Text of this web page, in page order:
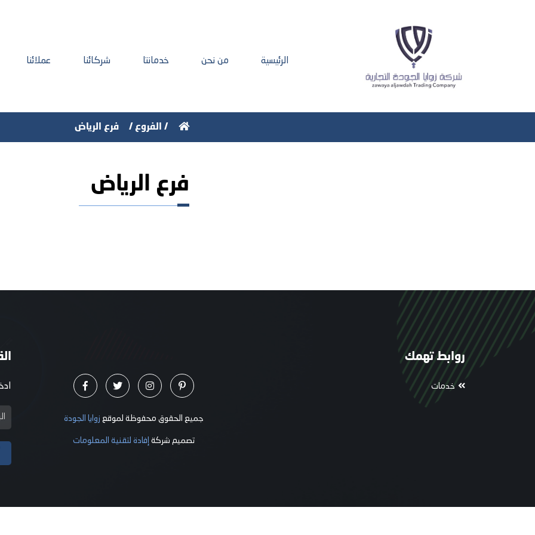
الرئيسية من نحن خدمانتا شركائنا عملائنا
/ الفروع / فرع الرياض
فرع الرياض
روابط تهمك
خدمات
جميع الحقوق محفوظة لموقع زوايا الجودة
تصميم شركة إفادة لتقنية المعلومات